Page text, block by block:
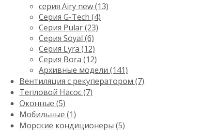
серия Airy new (13)
Серия G-Tech (4)
Серия Pular (23)
Cерия Soyal (6)
Серия Lyra (12)
Серия Bora (12)
Архивные модели (141)
Вентиляция с рекуператором (7)
Тепловой Насос (7)
Оконные (5)
Мобильные (1)
Морские кондиционеры (5)